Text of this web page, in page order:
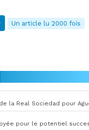
Un article lu 2000 fois
pour le potentiel